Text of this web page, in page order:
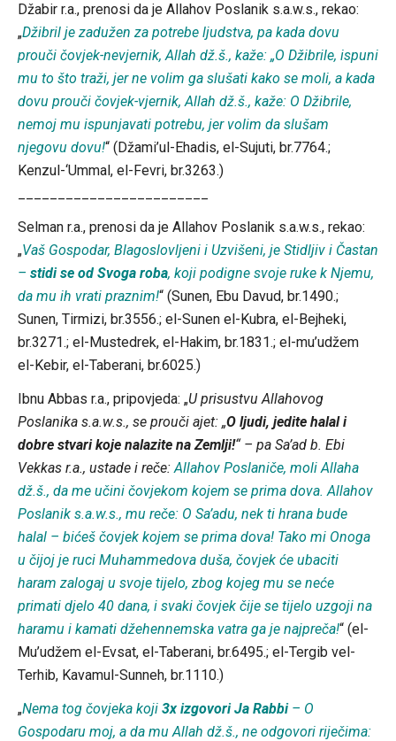
Džabir r.a., prenosi da je Allahov Poslanik s.a.w.s., rekao:
„Džibril je zadužen za potrebe ljudstva, pa kada dovu
prouči čovjek-nevjernik, Allah dž.š., kaže: „O Džibrile, ispuni
mu to što traži, jer ne volim ga slušati kako se moli, a kada
dovu prouči čovjek-vjernik, Allah dž.š., kaže: O Džibrile,
nemoj mu ispunjavati potrebu, jer volim da slušam
njegovu dovu!“ (Džami’ul-Ehadis, el-Sujuti, br.7764.;
Kenzul-‘Ummal, el-Fevri, br.3263.)
Selman r.a., prenosi da je Allahov Poslanik s.a.w.s., rekao:
„Vaš Gospodar, Blagoslovljeni i Uzvišeni, je Stidljiv i Častan
– stidi se od Svoga roba, koji podigne svoje ruke k Njemu,
da mu ih vrati praznim!“ (Sunen, Ebu Davud, br.1490.;
Sunen, Tirmizi, br.3556.; el-Sunen el-Kubra, el-Bejheki,
br.3271.; el-Mustedrek, el-Hakim, br.1831.; el-mu’udžem
el-Kebir, el-Taberani, br.6025.)
Ibnu Abbas r.a., pripovjeda: „U prisustvu Allahovog
Poslanika s.a.w.s., se prouči ajet: „O ljudi, jedite halal i
dobre stvari koje nalazite na Zemlji!“ – pa Sa’ad b. Ebi
Vekkas r.a., ustade i reče:Allahov Poslaniče, moli Allaha
dž.š., da me učini čovjekom kojem se prima dova. Allahov
Poslanik s.a.w.s., mu reče: O Sa’adu, nek ti hrana bude
halal – bićeš čovjek kojem se prima dova! Tako mi Onoga
u čijoj je ruci Muhammedova duša, čovjek će ubaciti
haram zalogaj u svoje tijelo, zbog kojeg mu se neće
primati djelo 40 dana, i svaki čovjek čije se tijelo uzgoji na
haramu i kamati džehennemska vatra ga je najpreča!“ (el-
Mu’udžem el-Evsat, el-Taberani, br.6495.; el-Tergib vel-
Terhib, Kavamul-Sunneh, br.1110.)
„Nema tog čovjeka koji 3x izgovori Ja Rabbi– O
Gospodaru moj, a da mu Allah dž.š., ne odgovori riječima: